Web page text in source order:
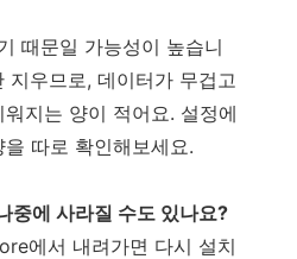
때문일 가능성이 높습니
지우므로, 데이터가 무겁고
지는 양이 적어요. 설정에
따로 확인해보세요.
중에 사라질 수도 있나요?
에서 내려가면 다시 설치